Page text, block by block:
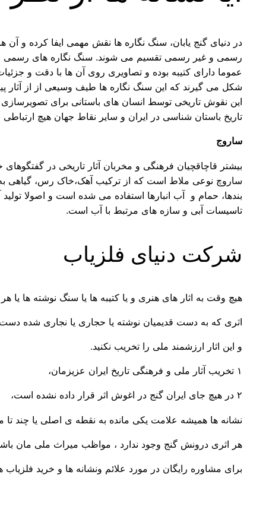
در دنیای گنج یابان، سنگ نگاره ها نقش مهمی ایفا کرده
رسمی و غیر رسمی تقسیم می شوند. سنگ نگاره های رسمی از
عموما دارای کتیبه بوده و تصاویری روی آن ها با دقت و
شکل می گیرند که این سنگ نگاره ها طیف وسیعی از از
این نقوش تاریخی توسط انسان های باستانی برای
تاریخ باستان شناسی در ایران و سایر نقاط جهان هیچ
ساروج
بیشتر قاچاقچیان فرهنگی و مخربان آثار تاریخی در
ساروچ نوعی ملاط است که از ترکیب آهک،خاک رس، گیاهی
بندها، حمام و آب انبارها استفاده می شده است و اصولا
تاسیسات آبی و سازه های مرتبط با آب است.
شرکت دنیای فلزیاب
هیچ وقت به اثار های هنری و یا کتیبه ها یا سنگ نوشته ها یا
اثری که به دست قدیمیان نوشته یا حجاری یا نجاری شده دست
و این اثار ارزشمند ملی را تخریب نکنید.
۱ تخریب آثار ملی و فرهنگی تاریخ ایران عزیزمان،
۲ در هیچ جای ایران گنج در اغوش اثر قرار داده نشده است،
نشانه ها همیشه علامت یکی مانده به نقطه ی اصلی یا چند تا
هر اثری درونش گنج وجود ندارد ، مواظب میراث ملی مان
برای مشاوره رایگان در مورد علائم ونشانه ها و خرید